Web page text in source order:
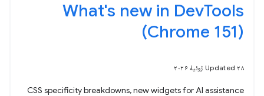
What's new in DevTools
(Chrome 151)
Updated ۲۸ ژوئیهٔ ۲۰۲۶
CSS specificity breakdowns, new widgets for AI assistance